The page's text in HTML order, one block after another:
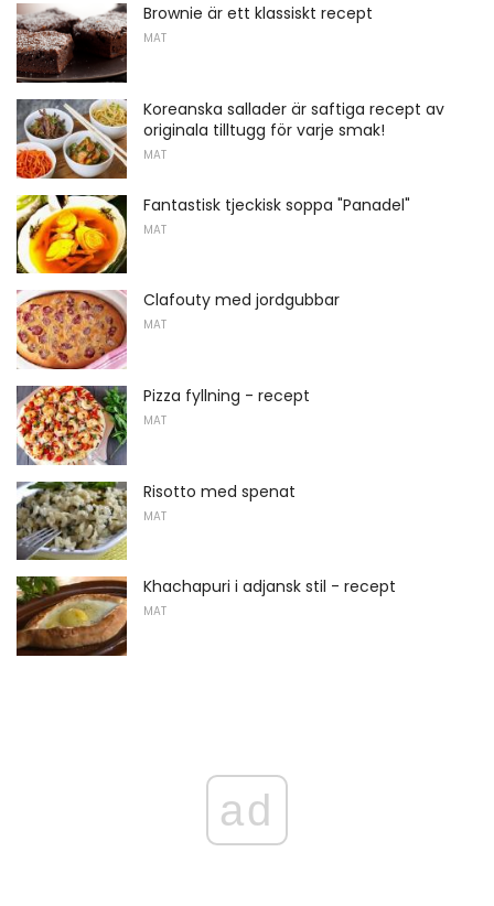
Brownie är ett klassiskt recept
MAT
Koreanska sallader är saftiga recept av
originala tilltugg för varje smak!
MAT
Fantastisk tjeckisk soppa "Panadel"
MAT
Clafouty med jordgubbar
MAT
Pizza fyllning - recept
MAT
Risotto med spenat
MAT
Khachapuri i adjansk stil - recept
MAT
ad